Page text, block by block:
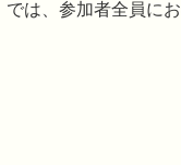
は、参加者全員に